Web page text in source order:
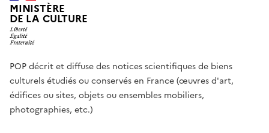
MINISTÈRE
DE LA CULTURE
POP décrit et diffuse des notices scientifiques de biens
culturels étudiés ou conservés en France (œuvres d'art,
édifices ou sites, objets ou ensembles mobiliers,
photographies, etc.)